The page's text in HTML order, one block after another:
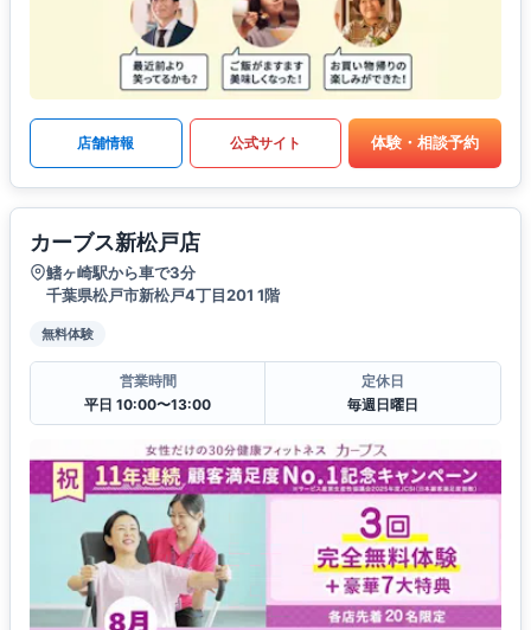
店舗情報 公式サイト 体験・相談予約
カーブス新松戸店
鰭ヶ崎駅から車で3分
千葉県松戸市新松戸4丁目201 1階
無料体験
営業時間
平日 10:00〜13:00
定休日
毎週日曜日